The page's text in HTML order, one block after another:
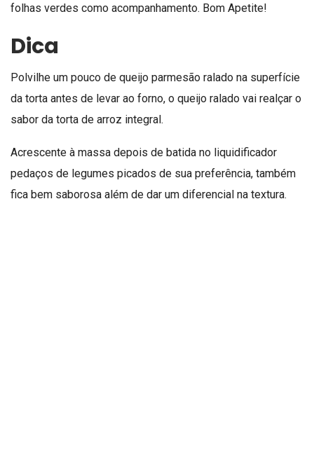
folhas verdes como acompanhamento. Bom Apetite!
Dica
Polvilhe um pouco de queijo parmesão ralado na superfície
da torta antes de levar ao forno, o queijo ralado vai realçar o
sabor da torta de arroz integral.
Acrescente à massa depois de batida no liquidificador
pedaços de legumes picados de sua preferência, também
fica bem saborosa além de dar um diferencial na textura.